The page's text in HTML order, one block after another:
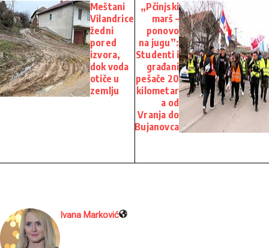
Meštani
Vilandrice
žedni
pored
izvora,
dok voda
otiče u
zemlju
„Pčinjski
marš –
ponovo
na jugu”:
Studenti i
građani
pešače 20
kilometar
a od
Vranja do
Bujanovca
Ivana Marković